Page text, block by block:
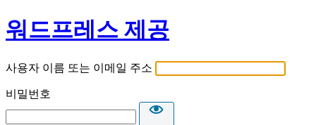
워드프레스 제공
사용자 이름 또는 이메일 주소
비밀번호